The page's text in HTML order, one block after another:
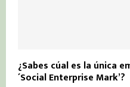
¿Sabes cúal es la única
´Social Enterprise Mark’?